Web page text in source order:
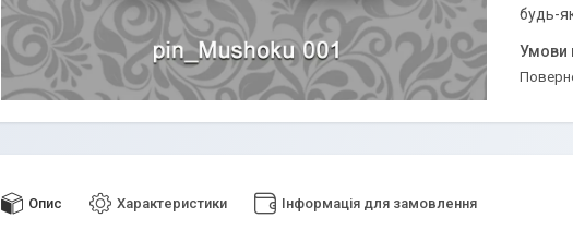
будь-
Опис Характеристики Інформація для замовлення